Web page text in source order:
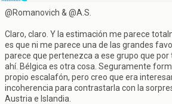
@Romanovich & @A.S.
Claro, claro. Y la estimación me parece
es que ni me parece una de las grandes
parece que pertenezca a ese grupo que
ahí. Bélgica es otra cosa. Seguramente
propio escalafón, pero creo que era
incoherencia para contrastarla con la
Austria e Islandia.